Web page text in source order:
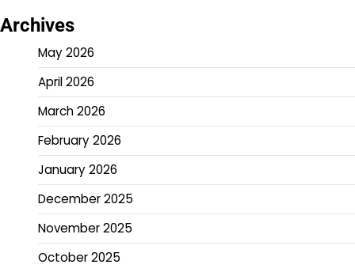
Archives
May 2026
April 2026
March 2026
February 2026
January 2026
December 2025
November 2025
October 2025